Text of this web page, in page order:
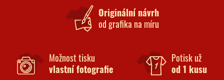
Originální návrh
od grafika na míru
Možnost tisku
vlastní fotografie
Potisk už
od 1 kusu